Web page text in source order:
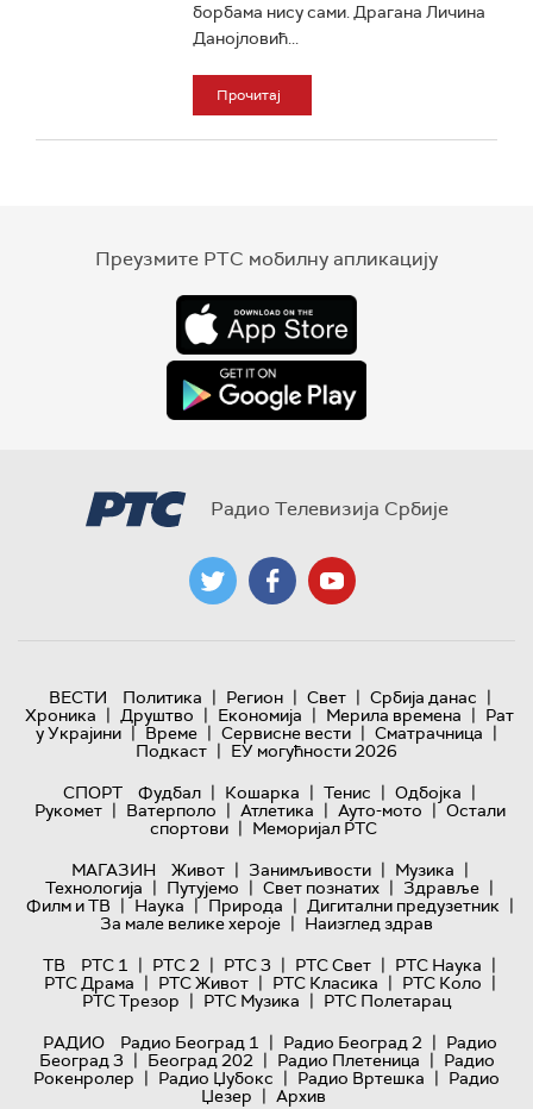
борбама нису сами. Драгана Личина
Данојловић...
Прочитај
Преузмите РТС мобилну апликацију
Радио Телевизија Србије
ВЕСТИ Политика | Регион | Свет | Србија данас |
Хроника | Друштво | Економија | Мерила времена | Рат
у Украјини | Време | Сервисне вести | Сматрачница |
Подкаст | ЕУ могућности 2026
СПОРТ
Фудбал | Кошарка | Тенис | Одбојка |
Рукомет | Ватерполо | Атлетика | Ауто-мото | Остали
спортови | Меморијал РТС
МАГАЗИН
Живот | Занимљивости | Музика |
Технологијa | Путујемо | Свет познатих | Здравље |
Филм и ТВ | Наука | Природа | Дигитални предузетник |
За мале велике хероје | Наизглед здрав
ТВ
РТС 1 | РТС 2 | РТС 3 | РТС Свет | РТС Наука |
РТС Драма | РТС Живот | РТС Класика | РТС Коло |
РТС Трезор | РТС Музика | РТС Полетарац
РАДИО
Радио Београд 1 | Радио Београд 2 | Радио
Београд 3 | Београд 202 | Радио Плетеница | Радио
Рокенролер | Радио Џубокс | Радио Вртешка | Радио
Џезер | Архив